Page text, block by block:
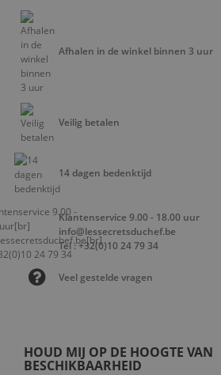
HOUD MIJ OP DE HOOGTE VAN
BESCHIKBAARHEID
Afhalen in de winkel binnen 3 uur
Veilig betalen
14 dagen bedenktijd
Klantenservice 9.00 - 18.00 uur
info@lessecretsduchef.be
Tel : +32(0)10 24 79 34
Veel gestelde vragen